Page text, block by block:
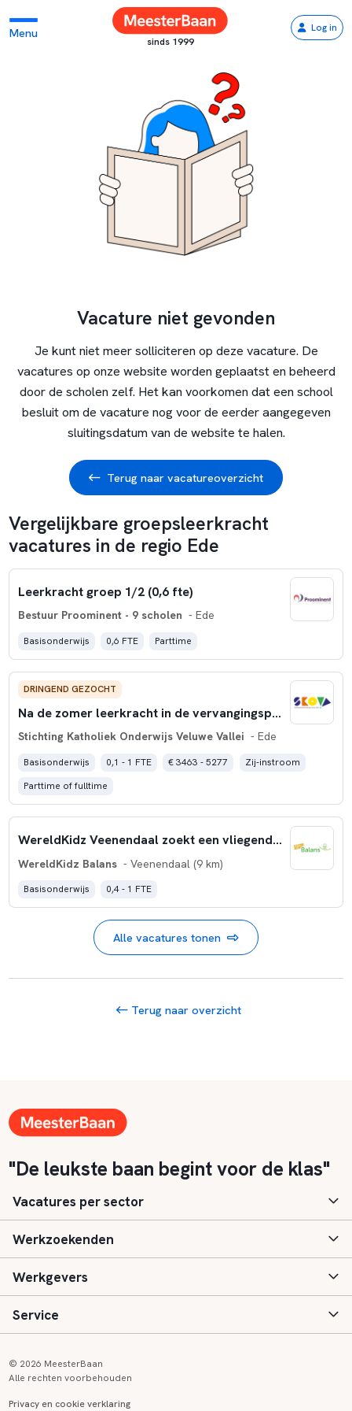
Menu
sinds 1999
Log in
Vacature niet gevonden
Je kunt niet meer solliciteren op deze vacature. De
vacatures op onze website worden geplaatst en beheerd
door de scholen zelf. Het kan voorkomen dat een school
besluit om de vacature nog voor de eerder aangegeven
sluitingsdatum van de website te halen.
Terug naar vacatureoverzicht
Vergelijkbare groepsleerkracht
vacatures in de regio Ede
Leerkracht groep 1/2 (0,6 fte)
Bestuur Proominent - 9 scholen - Ede
Basisonderwijs 0,6 FTE Parttime
DRINGEND GEZOCHT
Na de zomer leerkracht in de vervangingspool van Skovv?
Stichting Katholiek Onderwijs Veluwe Vallei - Ede
Basisonderwijs 0,1 - 1 FTE € 3463 - 5277
Zij-instroom
Parttime of fulltime
WereldKidz Veenendaal zoekt een vliegende keep leerkracht
WereldKidz Balans - Veenendaal (9 km)
Basisonderwijs 0,4 - 1 FTE
Alle vacatures tonen
Terug naar overzicht
"De leukste baan begint voor de klas"
Vacatures per sector
Basisonderwijs
Speciaal (basis) onderwijs
Voortgezet onderwijs
Werkzoekenden
Aanmelden
Vacatures
Werkgevers
Inloggen
Service
© 2026 MeesterBaan
Alle rechten voorbehouden
Privacy en cookie verklaring